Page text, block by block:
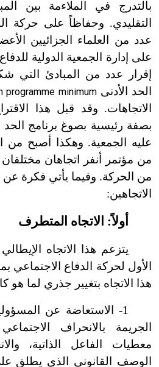
بالتدرج في الملاءمة بين
التقليدي. وحفاظاً على حركة
عدد من العلماء الجزائيين
على إدارة الجمعية الدولية
إقرار عدد من المبادئ التي
الحد الأدنىprogramme minimum
الاتجاهات. وقد قبل هذا
بصفة رئيسية بصوغ برنامج
عليه الجمعية. وهكذا أصبح من
من مؤتمر أنفر اتجاهان
من الحركة. وفيما يأتي فكرة عن
الاتجاهين:
أولاً: الاتجاه المتطرف
يتزعم هذا الاتجاه الإيطالي
الأول لحركة الدفاع الاجتماعي
هذا الاتجاه بتغيير جذري لما هو
1
-الاستعاضة عن
الجريمة بالانحراف
معطيات الفاعل الذاتية،
الوصف القانوني الذي يطلق